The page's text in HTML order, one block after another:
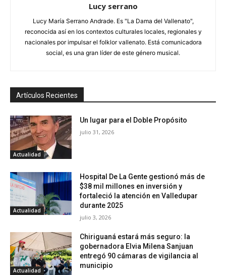
Lucy serrano
Lucy María Serrano Andrade. Es "La Dama del Vallenato",
reconocida así en los contextos culturales locales, regionales y
nacionales por impulsar el folklor vallenato. Está comunicadora
social, es una gran líder de este género musical.
Artículos Recientes
Actualidad
Un lugar para el Doble Propósito
julio 31, 2026
Actualidad
Hospital De La Gente gestionó más de
$38 mil millones en inversión y
fortaleció la atención en Valledupar
durante 2025
julio 3, 2026
Actualidad
Chiriguaná estará más seguro: la
gobernadora Elvia Milena Sanjuan
entregó 90 cámaras de vigilancia al
municipio